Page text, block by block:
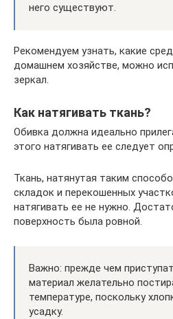
него существуют.
Рекомендуем узнать, какие
домашнем хозяйстве, можно
зеркал.
Как натягивать ткань?
Обивка должна идеально
этого натягивать ее следует
Ткань, натянутая таким
складок и перекошенных
натягивать ее не нужно.
поверхность была ровной.
Важно: прежде чем
материал желательно
температуре, поскольку
усадку.